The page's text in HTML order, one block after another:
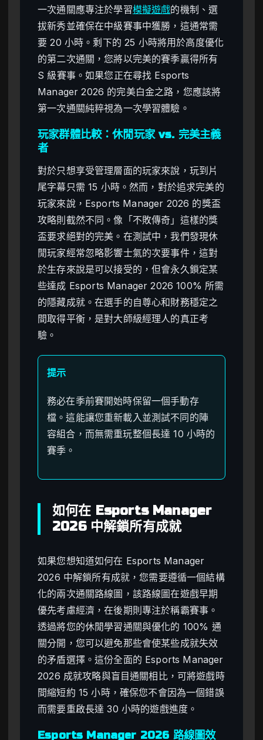
一次通關應專注於學習模擬遊戲的機制、選
拔新秀並確保在中級賽事中獲勝，這通常需
要 20 小時。剩下的 25 小時將用於高度優化
的第二次通關，您將以完美的賽季贏得所有
S 級賽事。如果您正在尋找 Esports
Manager 2026 的完美白金之路，您應該將
第一次通關純粹視為一次學習體驗。
玩家群體比較：休閒玩家 vs. 完美主義
者
對於只想享受管理層面的玩家來說，玩到片
尾字幕只需 15 小時。然而，對於追求完美的
玩家來說，Esports Manager 2026 的獎盃
攻略則截然不同。像「不敗傳奇」這樣的獎
盃要求絕對的完美。在測試中，我們發現休
閒玩家經常忽略影響士氣的次要事件，這對
於生存來說是可以接受的，但會永久鎖定某
些達成 Esports Manager 2026 100% 所需
的隱藏成就。在選手的自尊心和財務穩定之
間取得平衡，是對大師級經理人的真正考
驗。
提示
務必在季前賽開始時保留一個手動存
檔。這能讓您重新載入並測試不同的陣
容組合，而無需重玩整個長達 10 小時的
賽季。
如何在 Esports Manager
2026 中解鎖所有成就
如果您想知道如何在 Esports Manager
2026 中解鎖所有成就，您需要遵循一個結構
化的兩次通關路線圖，該路線圖在遊戲早期
優先考慮經濟，在後期則專注於稱霸賽事。
透過將您的休閒學習通關與優化的 100% 通
關分開，您可以避免那些會使某些成就失效
的矛盾選擇。這份全面的 Esports Manager
2026 成就攻略與盲目通關相比，可將遊戲時
間縮短約 15 小時，確保您不會因為一個錯誤
而需要重啟長達 30 小時的遊戲進度。
Esports Manager 2026 路線圖效